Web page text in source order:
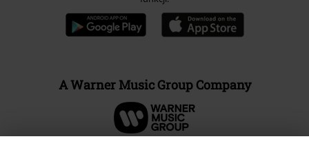
A Warner Music Group Company